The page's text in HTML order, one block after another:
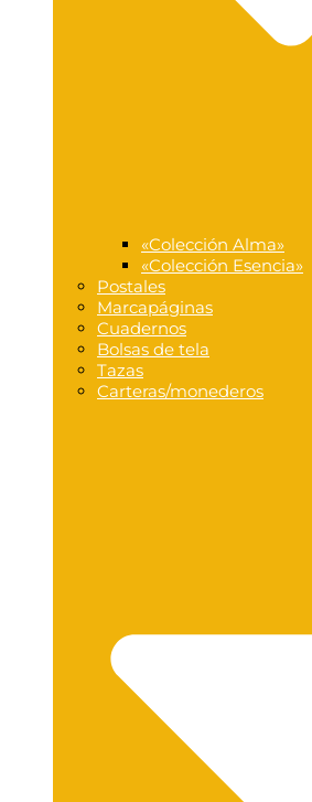
«Colección Alma»
«Colección Esencia»
Postales
Marcapáginas
Cuadernos
Bolsas de tela
Tazas
Carteras/monederos